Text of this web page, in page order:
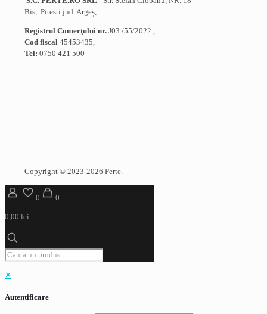
Bis, Pitesti jud. Argeș,
Registrul Comerţului nr. J03 /55/2022 ,
Cod fiscal 45453435,
Tel: 0750 421 500
Copyright © 2023-2026 Perte.
0 0
0,00 lei
✕
Autentificare